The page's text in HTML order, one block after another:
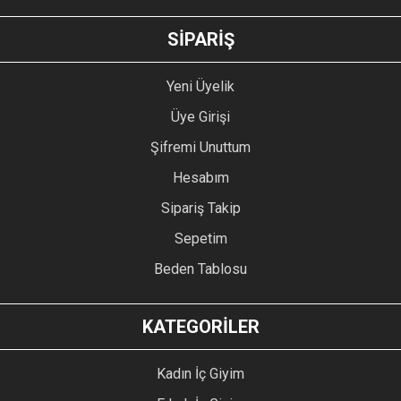
GÖNDER
SİPARİŞ
Yeni Üyelik
Üye Girişi
Şifremi Unuttum
Hesabım
Sipariş Takip
Sepetim
Beden Tablosu
KATEGORİLER
Kadın İç Giyim